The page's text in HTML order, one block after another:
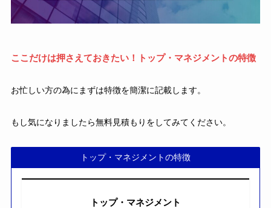
ここだけは押さえておきたい！トップ・マネジメントの特徴
お忙しい方の為にまずは特徴を簡潔に記載します。
もし気になりましたら無料見積もりをしてみてください。
トップ・マネジメントの特徴
トップ・マネジメント